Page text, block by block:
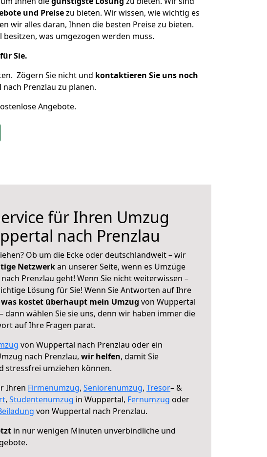
und Preisezu bieten. Wir wissen, wie wichtig es
wir alles daran, Ihnen die besten Preise zu bieten.
was umgezogen werden muss.
Sie.
Zögern Sie nicht und kontaktieren Sie uns noch
Prenzlau zu planen.
Angebote.
für Ihren Umzug
nach Prenzlau
Ob um die Ecke oder deutschlandweit – wir
Netzwerkan unserer Seite, wenn es Umzüge
Prenzlau geht! Wenn Sie nicht weiterwissen –
Lösung für Sie! Wenn Sie Antworten auf Ihre
was kostet überhaupt mein Umzug von Wuppertal
dann wählen Sie sie uns, denn wir haben immer die
auf Ihre Fragen parat.
von Wuppertal nach Prenzlau oder ein
nach Prenzlau, wir helfen, damit Sie
stressfrei umziehen können.
Ihren Firmenumzug, Seniorenumzug, Tresor– &
, Studentenumzug in Wuppertal, Fernumzug oder
von Wuppertal nach Prenzlau.
in nur wenigen Minuten unverbindliche und